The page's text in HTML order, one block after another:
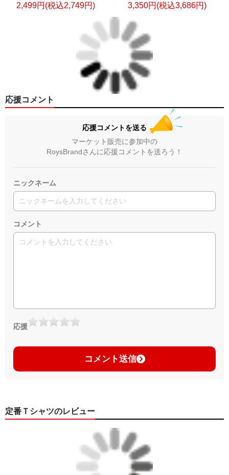
2,499円(税込2,749円) 3,350円(税込3,686円)
応援コメント
応援コメントを送る
マーケット販売に参加中の
RoysBrandさんに応援コメントを送ろう！
ニックネーム
コメント
応援
コメント送信
定番Ｔシャツのレビュー